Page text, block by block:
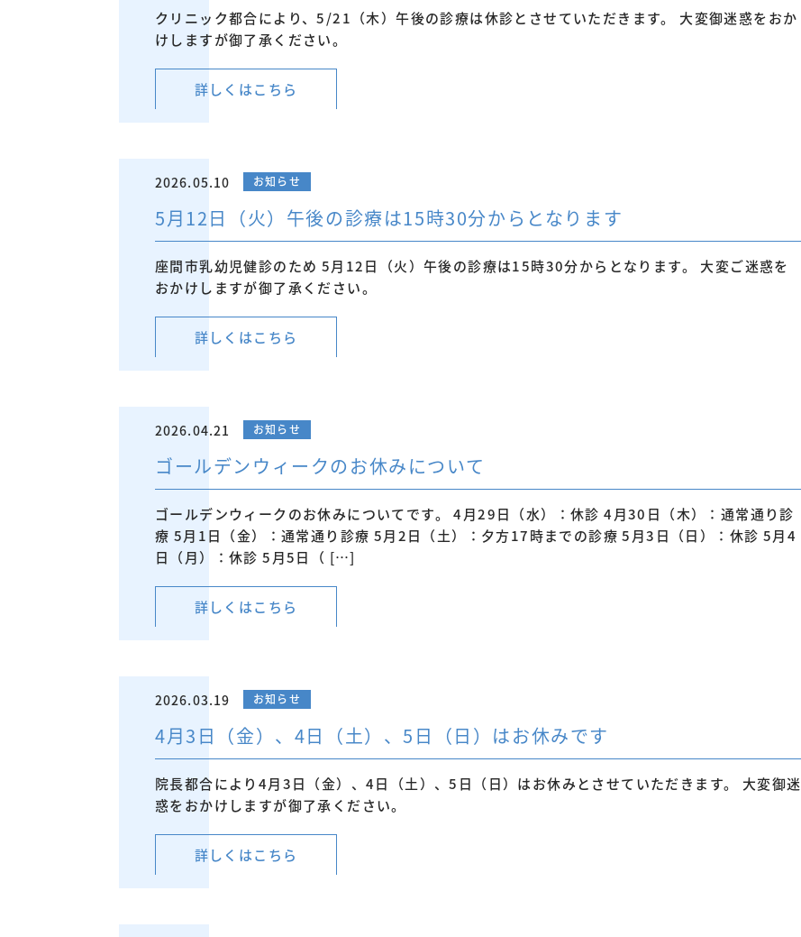
クリニック都合により、5/21（木）午後の診療は休診とさせていただきます。 大変御迷惑をおか
けしますが御了承ください。
詳しくはこちら
2026.05.10 お知らせ
5月12日（火）午後の診療は15時30分からとなります
座間市乳幼児健診のため 5月12日（火）午後の診療は15時30分からとなります。 大変ご迷惑を
おかけしますが御了承ください。
詳しくはこちら
2026.04.21 お知らせ
ゴールデンウィークのお休みについて
ゴールデンウィークのお休みについてです。 4月29日（水）：休診 4月30日（木）：通常通り診
療 5月1日（金）：通常通り診療 5月2日（土）：夕方17時までの診療 5月3日（日）：休診 5月4
日（月）：休診 5月5日（ […]
詳しくはこちら
2026.03.19 お知らせ
4月3日（金）、4日（土）、5日（日）はお休みです
院長都合により4月3日（金）、4日（土）、5日（日）はお休みとさせていただきます。 大変御迷
惑をおかけしますが御了承ください。
詳しくはこちら